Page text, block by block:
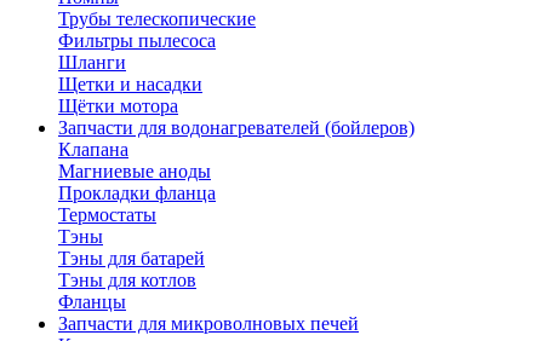
Трубы телескопические
Фильтры пылесоса
Шланги
Щетки и насадки
Щётки мотора
Запчасти для водонагревателей (бойлеров)
Клапана
Магниевые аноды
Прокладки фланца
Термостаты
Тэны
Тэны для батарей
Тэны для котлов
Фланцы
Запчасти для микроволновых печей